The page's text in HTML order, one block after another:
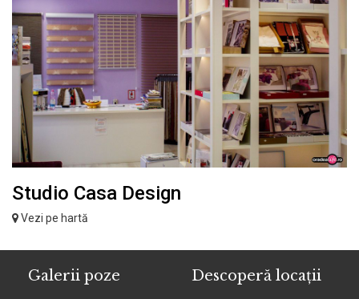
Studio Casa Design
Vezi pe hartă
Galerii poze Descoperă locații